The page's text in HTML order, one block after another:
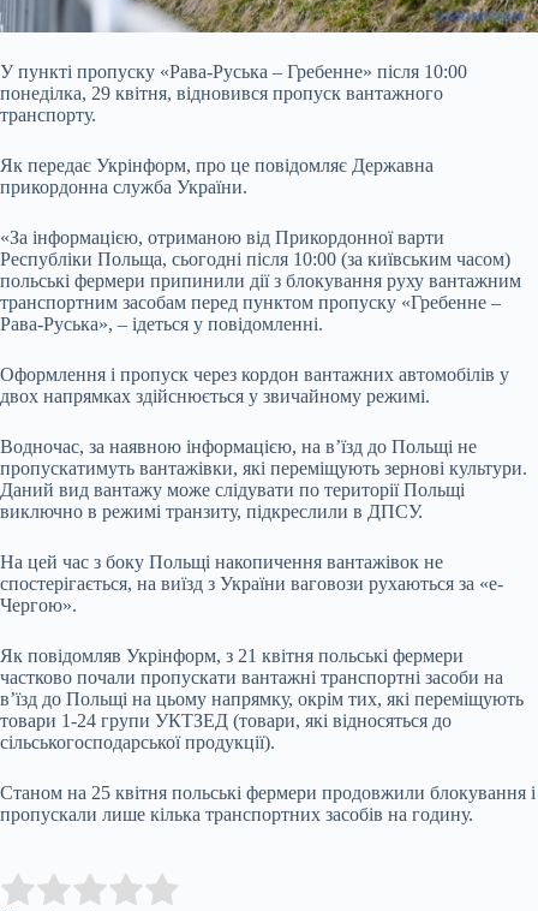
У пункті пропуску «Рава-Руська – Гребенне» після 10:00
понеділка, 29 квітня, відновився пропуск вантажного
транспорту.
Як передає Укрінформ, про це повідомляє Державна
прикордонна служба України.
«За інформацією, отриманою від Прикордонної варти
Республіки Польща, сьогодні після 10:00 (за київським часом)
польські фермери припинили дії з блокування руху вантажним
транспортним засобам перед пунктом пропуску «Гребенне –
Рава-Руська», – ідеться у повідомленні.
Оформлення і пропуск через кордон вантажних автомобілів у
двох напрямках здійснюється у звичайному режимі.
Водночас, за наявною інформацією, на в’їзд до Польщі не
пропускатимуть вантажівки, які переміщують зернові культури.
Даний вид вантажу може слідувати по території Польщі
виключно в режимі транзиту, підкреслили в ДПСУ.
На цей час з боку Польщі накопичення вантажівок не
спостерігається, на виїзд з України ваговози рухаються за «е-
Чергою».
Як повідомляв Укрінформ, з 21 квітня польські фермери
частково почали пропускати вантажні транспортні засоби на
вʼїзд до Польщі на цьому напрямку, окрім тих, які переміщують
товари 1-24 групи УКТЗЕД (товари, які відносяться до
сільськогосподарської продукції).
Станом на 25 квітня польські фермери продовжили блокування і
пропускали лише кілька транспортних засобів на годину.
Rate this item: